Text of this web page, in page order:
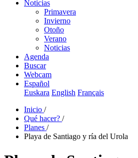
Noticias
Primavera
Invierno
Otoño
Verano
Noticias
Agenda
Buscar
Webcam
Español
Euskara English Français
Inicio /
Qué hacer? /
Planes /
Playa de Santiago y ría del Urola